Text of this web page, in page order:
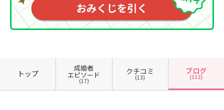
トップ
成婚者
エピソード
(17)
クチコミ
(13)
ブログ
(112)